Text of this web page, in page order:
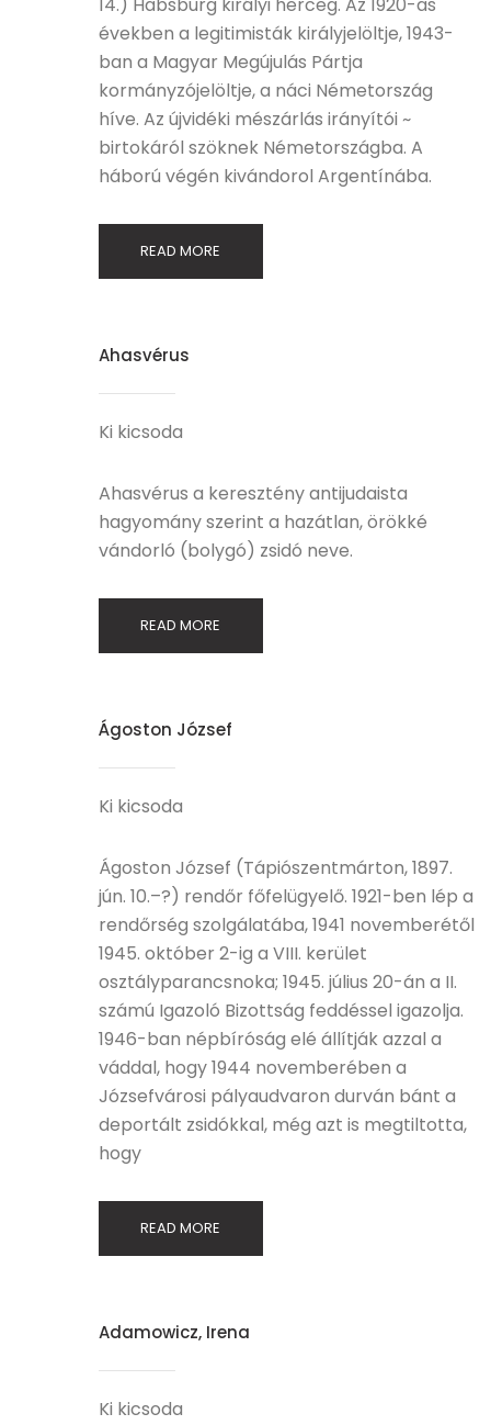
években a legitimisták királyjelöltje, 1943-
ban a Magyar Megújulás Pártja
kormányzójelöltje, a náci Németország
híve. Az újvidéki mészárlás irányítói ~
birtokáról szöknek Németországba. A
háború végén kivándorol Argentínába.
READ MORE
Ahasvérus
Ki kicsoda
Ahasvérus a keresztény antijudaista
hagyomány szerint a hazátlan, örökké
vándorló (bolygó) zsidó neve.
READ MORE
Ágoston József
Ki kicsoda
Ágoston József (Tápiószentmárton, 1897.
jún. 10.–?) rendőr főfelügyelő. 1921-ben lép a
rendőrség szolgálatába, 1941 novemberétől
1945. október 2-ig a VIII. kerület
osztályparancsnoka; 1945. július 20-án a II.
számú Igazoló Bizottság feddéssel igazolja.
1946-ban népbíróság elé állítják azzal a
váddal, hogy 1944 novemberében a
Józsefvárosi pályaudvaron durván bánt a
deportált zsidókkal, még azt is megtiltotta,
hogy
READ MORE
Adamowicz, Irena
Ki kicsoda